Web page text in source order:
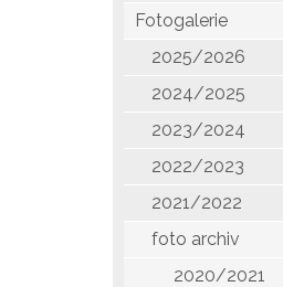
Fotogalerie
2025/2026
2024/2025
2023/2024
2022/2023
2021/2022
foto archiv
2020/2021